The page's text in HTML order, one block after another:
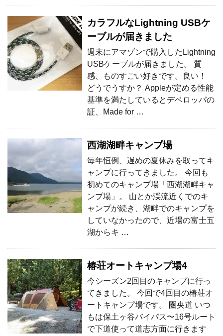
カラフルなLightning USBケ
ーブルが届きました
週末にアマゾンで購入したLightning
USBケーブルが届きました。 質
感、ものすごい好きです。良い！
どうでうすか？ Appleが定める性能
基準を満たしているとデベロッパの
証、Made for …
西湖湖畔キャンプ場
毎年恒例、遅めの夏休みを取ってキ
ャンプに行ってきました。 今回も
初めてのキャンプ場「西湖湖畔キャ
ンプ場」。 山とか渓流近くでのキ
ャンプが続き、湖畔でのキャンプを
していなかったので、近場の富士五
湖からキ …
椿荘オートキャンプ場4
今シーズン2回目のキャンプに行っ
てきました。 今回で4回目の椿荘オ
ートキャンプ場です。 圏央道 いつ
もは保土ヶ谷バイパス〜16号ルート
で下道使って道志方面に行きます